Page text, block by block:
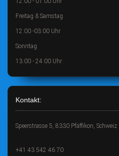
Freitag & Samstag
12:00 -03:00 Uhr
Sonntag
13:00 - 24:00 Uhr
Kontakt:
Speerstrasse 5, 8330 Pfäffikon, Schweiz
+41 43 542 46 70